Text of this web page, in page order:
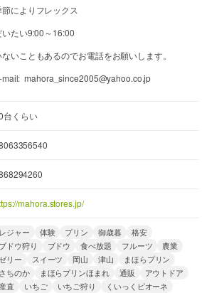
節によりフレックス
いたい9:00～16:00
ないこともあるのでお電話をお願いします。
mail: mahora_since2005@yahoo.co.jp
台くらい
mahora.stores.jp/
レジャー 体験 プリン 御歳暮
格安
ブドウ狩り
ブドウ 食べ放題 フルーツ
農業
リー
スイーツ 岡山 津山
まほらプリン
さちのか
まほらプリンほまれ 通販
アウトドア
産直
いちご いちご狩り くいっくピオーネ